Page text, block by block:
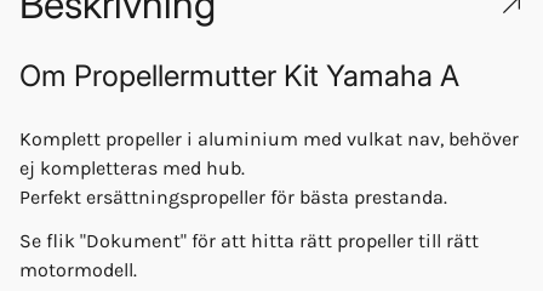
Om Propellermutter Kit Yamaha A
Komplett propeller i aluminium med vulkat nav, behöver
ej kompletteras med hub.
Perfekt ersättningspropeller för bästa prestanda.
Se flik "Dokument" för att hitta rätt propeller till rätt
motormodell.